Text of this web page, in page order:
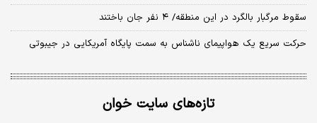
سقوط مرگبار بالگرد در این منطقه/ ۴ نفر جان باختند
حرکت سریع یک هواپیمای ناشناس به سمت پایگاه آمریکایی در جیبوتی
تازه‌های سایت خوان